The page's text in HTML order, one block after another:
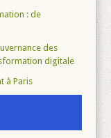
: de
des
digitale
à Paris